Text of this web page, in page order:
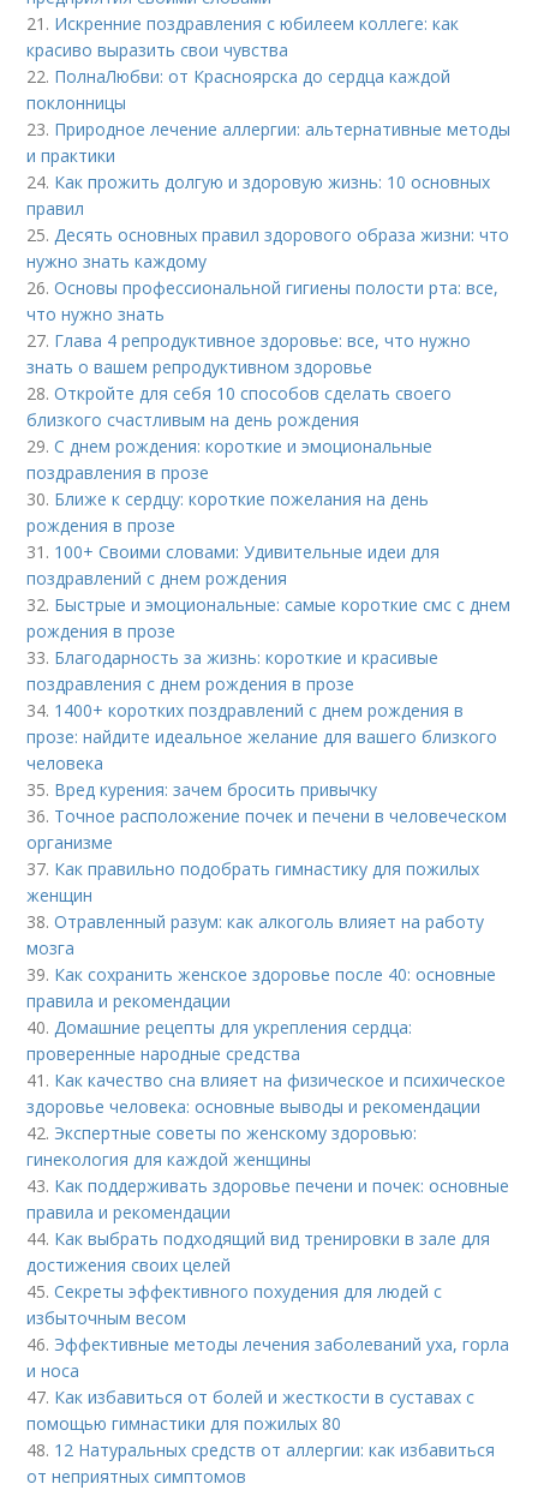
21. Искренние поздравления с юбилеем коллеге: как
красиво выразить свои чувства
22. ПолнаЛюбви: от Красноярска до сердца каждой
поклонницы
23. Природное лечение аллергии: альтернативные методы
и практики
24. Как прожить долгую и здоровую жизнь: 10 основных
правил
25.Десять основных правил здорового образа жизни: что
нужно знать каждому
26.Основы профессиональной гигиены полости рта: все,
что нужно знать
27. Глава 4 репродуктивное здоровье: все, что нужно
знать о вашем репродуктивном здоровье
28.Откройте для себя 10 способов сделать своего
близкого счастливым на день рождения
29.С днем рождения: короткие и эмоциональные
поздравления в прозе
30. Ближе к сердцу: короткие пожелания на день
рождения в прозе
31. 100+ Своими словами: Удивительные идеи для
поздравлений с днем рождения
32. Быстрые и эмоциональные: самые короткие смс с днем
рождения в прозе
33. Благодарность за жизнь: короткие и красивые
поздравления с днем рождения в прозе
34. 1400+ коротких поздравлений с днем рождения в
прозе: найдите идеальное желание для вашего близкого
человека
35. Вред курения: зачем бросить привычку
36. Точное расположение почек и печени в человеческом
организме
37. Как правильно подобрать гимнастику для пожилых
женщин
38.Отравленный разум: как алкоголь влияет на работу
мозга
39. Как сохранить женское здоровье после 40: основные
правила и рекомендации
40.Домашние рецепты для укрепления сердца:
проверенные народные средства
41. Как качество сна влияет на физическое и психическое
здоровье человека: основные выводы и рекомендации
42. Экспертные советы по женскому здоровью:
гинекология для каждой женщины
43. Как поддерживать здоровье печени и почек: основные
правила и рекомендации
44. Как выбрать подходящий вид тренировки в зале для
достижения своих целей
45.Секреты эффективного похудения для людей с
избыточным весом
46. Эффективные методы лечения заболеваний уха, горла
и носа
47. Как избавиться от болей и жесткости в суставах с
помощью гимнастики для пожилых 80
48. 12 Натуральных средств от аллергии: как избавиться
от неприятных симптомов